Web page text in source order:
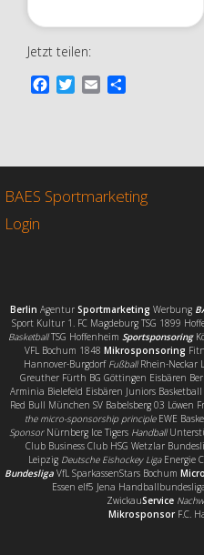
Jetzt teilen:
o
k
r
BAES Sportmarketing
Login
Berlin Agentur Sportmarketing Werbung
Sport Kultur 1. FC Magdeburg TSG 1899
BasketballTSG Hoffenheim Sportsponsoring
VFL Bochum 1848 Mikrosponsoring
Hannover-Burgdorf FußballRhein-Neckar
Greuther Fürth BG Göttingen Eisbären
Arminia Bielefeld Eisbären Juniors
Red Bull München SV Babelsberg 03 Löwen
the micro-sponsorship principleEWE
SponsorNürnberg Ice Tigers Handball
Club Business Club HSG Wetzlar
Leipzig Deutsche Eishockey LigaEnergie
Bundesliga VfL SparkassenStars Bochum
Essen elf5 Jena
ZwickauService
MikrosponsorF.C.